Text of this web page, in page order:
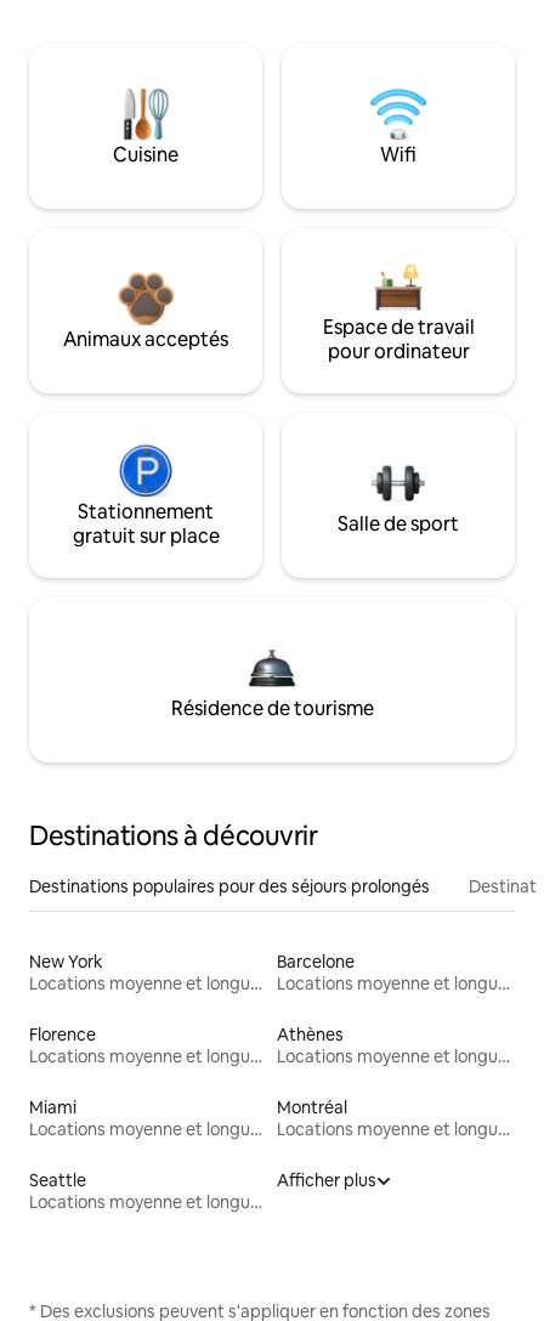
Cuisine Wifi
Animaux acceptés
Espace de travail
pour ordinateur
Stationnement
gratuit sur place
Salle de sport
Résidence de tourisme
Destinations à découvrir
Destinations populaires pour des séjours prolongés
New York
Locations moyenne et longue durée
Barcelone
Locations moyenne et longue durée
Florence
Locations moyenne et longue durée
Athènes
Locations moyenne et longue durée
Miami
Locations moyenne et longue durée
Montréal
Locations moyenne et longue durée
Seattle
Locations moyenne et longue durée
Afficher plus
* Des exclusions peuvent s'appliquer en fonction des zones